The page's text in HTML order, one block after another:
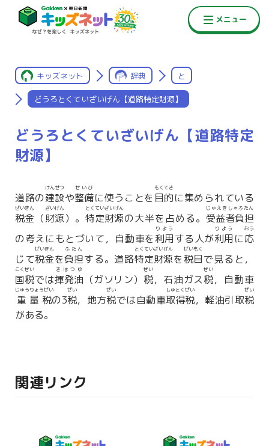
キッズネット 辞典 と
どうろとくていざいげん【道路特定財源】
どうろとくていざいげん【道路特定
財源】
道路の建設
けんせつ
や整備
せいび
に使うことを 目的
もくてき
に集められている
税金
ぜいきん
（財源
ざいげん
）。 特定財源
とくていざいげん
の大半を占める。 受益者負担
じゅえきしゃふたん
の考えにもとづいて，自動車を利用
りよう
する人が利用
りよう
に応
おう
じて税金
ぜいきん
を負担
ふたん
する。道路特定財源
とくていざいげん
を 税目
ぜいもく
で見ると，
国税
こくぜい
では揮発油
きはつゆ
（ガソリン） 税
ぜい
，石油ガス税
ぜい
，自動車
重量税
じゅうりょうぜい
の3税
ぜい
，地方税
ぜい
では自動車取得税
しゅとくぜい
，軽油引取税
ぜい
がある。
関連リンク